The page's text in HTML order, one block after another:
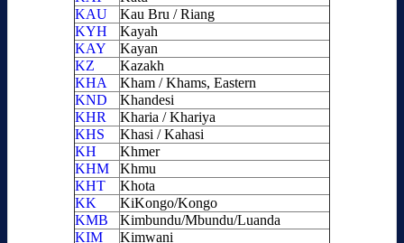
KAU
Kau Bru / Riang
KYH
Kayah
KAY
Kayan
KZ
Kazakh
KHA
Kham / Khams, Eastern
KND
Khandesi
KHR
Kharia / Khariya
KHS
Khasi / Kahasi
KH
Khmer
KHM
Khmu
KHT
Khota
KK
KiKongo/Kongo
KMB
Kimbundu/Mbundu/Luanda
KIM
Kimwani